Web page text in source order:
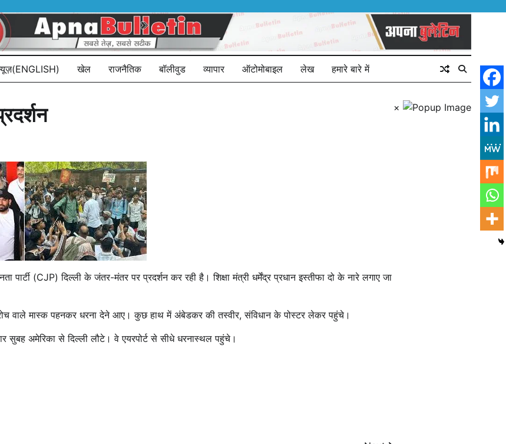
खेल राजनैतिक बॉलीवुड व्यापार ऑटोमोबाइल लेख हमारे बारे में
(CJP) दिल्ली के जंतर-मंतर पर प्रदर्शन कर रही है। शिक्षा मंत्री धर्मेंद्र प्रधान इस्तीफा दो के नारे लगाए जा
वाले मास्क पहनकर धरना देने आए। कुछ हाथ में अंबेडकर की तस्वीर, संविधान के पोस्टर लेकर पहुंचे।
सुबह अमेरिका से दिल्ली लौटे। वे एयरपोर्ट से सीधे धरनास्थल पहुंचे।
×